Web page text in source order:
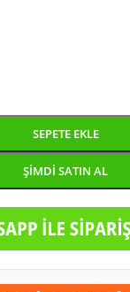
SEPETE EKLE
ŞIMDI SATIN AL